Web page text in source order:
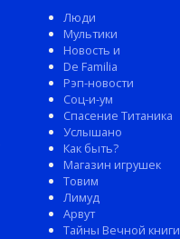
Люди
Мультики
Новость и
De Familia
Рэп-новости
Соц-и-ум
Спасение Титаника
Услышано
Как быть?
Магазин игрушек
Товим
Лимуд
Арвут
Тайны Вечной книги